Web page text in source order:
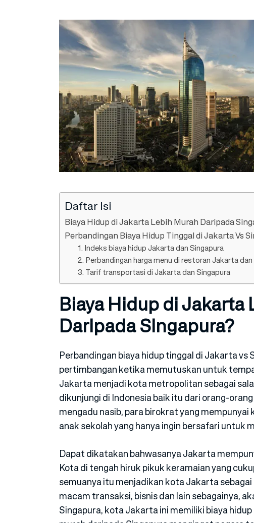
Daftar Isi
Biaya Hidup di Jakarta Lebih Murah Daripada
Perbandingan Biaya Hidup Tinggal di Jakarta Vs
1. Indeks biaya hidup Jakarta dan Singapura
2. Perbandingan harga menu di restoran Jakarta
3. Tarif transportasi di Jakarta dan Singapura
Biaya Hidup di Jakarta
Daripada Singapura?
Perbandingan biaya hidup tinggal di Jakarta
pertimbangan ketika memutuskan untuk
Jakarta menjadi kota metropolitan sebagai
dikunjungi di Indonesia baik itu dari orang-
mengadu nasib, para birokrat yang
anak sekolah yang hanya ingin bersafari untuk
Dapat dikatakan bahwasanya Jakarta
Kota di tengah hiruk pikuk keramaian yang
semuanya itu menjadikan kota Jakarta
macam transaksi, bisnis dan lain sebagainya,
Singapura, kota Jakarta ini memiliki biaya